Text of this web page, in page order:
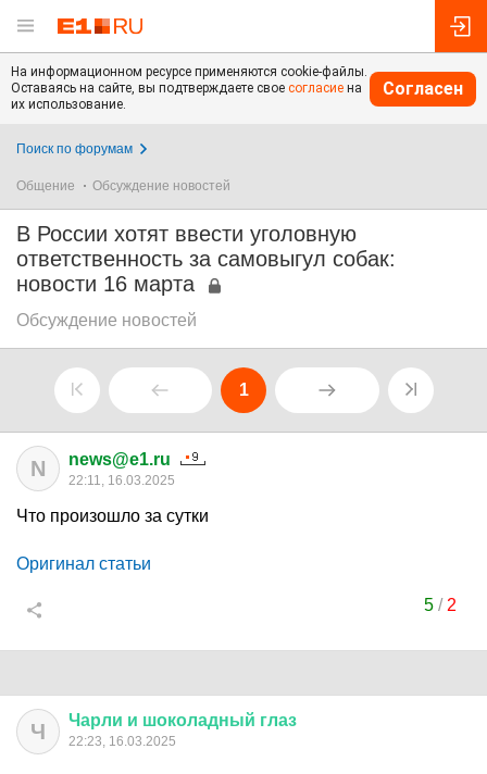
На информационном ресурсе применяются cookie-файлы.
Оставаясь на сайте, вы подтверждаете свое согласие на
их использование.
Согласен
Поиск по форумам
Общение Обсуждение новостей
В России хотят ввести уголовную
ответственность за самовыгул собак:
новости 16 марта
Обсуждение новостей
1
N news@e1.ru
22:11, 16.03.2025
Что произошло за сутки
Оригинал статьи
5/ 2
Ч Чарли и шоколадный глаз
22:23, 16.03.2025